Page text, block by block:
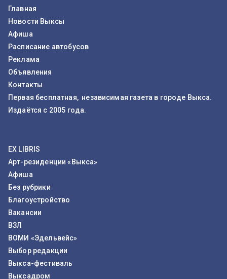
Главная
Новости Выксы
Афиша
Расписание автобусов
Реклама
Объявления
Контакты
Первая бесплатная, независимая газета в городе Выкса.
Издаётся с 2005 года.
EX LIBRIS
Арт-резиденции «Выкса»
Афиша
Без рубрики
Благоустройство
Вакансии
ВЗЛ
ВОМИ «Эдельвейс»
Выбор редакции
Выкса-фестиваль
Выксадром